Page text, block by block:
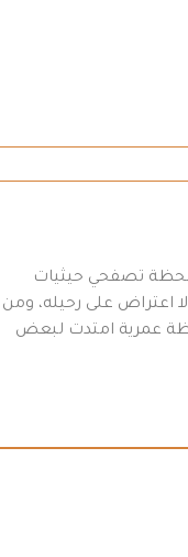
لحظة تصفحي حيثيات
هنا. لا اعتراض على رحيله، ومن
عمرية امتدت لبعض